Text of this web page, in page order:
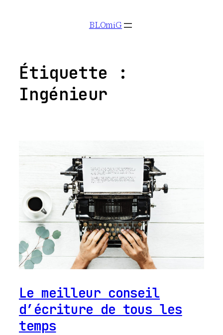
BLOmiG
Étiquette :
Ingénieur
Le meilleur conseil
d’écriture de tous les
temps